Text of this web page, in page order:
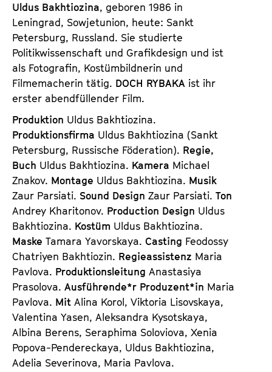
Uldus Bakhtiozina, geboren 1986 in
Leningrad, Sowjetunion, heute: Sankt
Petersburg, Russland. Sie studierte
Politikwissenschaft und Grafikdesign und ist
als Fotografin, Kostümbildnerin und
Filmemacherin tätig. DOCH RYBAKA ist ihr
erster abendfüllender Film.
Produktion Uldus Bakhtiozina.
Produktionsfirma Uldus Bakhtiozina (Sankt
Petersburg, Russische Föderation). Regie,
Buch Uldus Bakhtiozina. Kamera Michael
Znakov. Montage Uldus Bakhtiozina. Musik
Zaur Parsiati. Sound Design Zaur Parsiati. Ton
Andrey Kharitonov. Production Design Uldus
Bakhtiozina. Kostüm Uldus Bakhtiozina.
Maske Tamara Yavorskaya. Casting Feodossy
Chatriyen Bakhtiozin. Regieassistenz Maria
Pavlova. Produktionsleitung Anastasiya
Prasolova. Ausführende*r Produzent*in Maria
Pavlova. Mit Alina Korol, Viktoria Lisovskaya,
Valentina Yasen, Aleksandra Kysotskaya,
Albina Berens, Seraphima Soloviova, Xenia
Popova-Pendereckaya, Uldus Bakhtiozina,
Adelia Severinova, Maria Pavlova.